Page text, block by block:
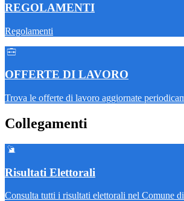
REGOLAMENTI
Regolamenti
OFFERTE DI LAVORO
Trova le offerte di lavoro aggiornate
Collegamenti
Risultati Elettorali
Consulta tutti i risultati elettorali nel Comune